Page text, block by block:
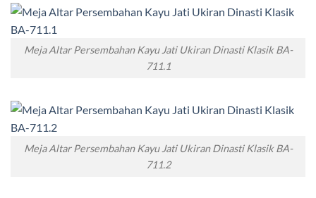
Meja Altar Persembahan Kayu Jati Ukiran Dinasti Klasik BA-
711.1
Meja Altar Persembahan Kayu Jati Ukiran Dinasti Klasik BA-
711.2